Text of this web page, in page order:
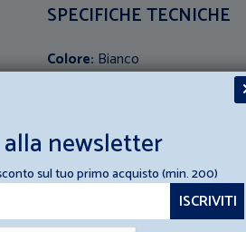
SPECIFICHE TECNICHE
Colore: Bianco
100% Cotone
Lavaggio massimo consigliato 60°
newsletter
sul tuo primo acquisto (min. 200)